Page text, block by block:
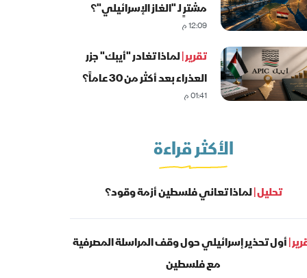
مشترٍ لـ "الغاز الإسرائيلي"؟
12:09 م
تقرير |لماذا تغادر "أيبك" جزر
العذراء بعد أكثر من 30 عاماً؟
01:41 م
الأكثر قراءة
تحليل |لماذا تعاني فلسطين أزمة وقود؟
|أول تحذير إسرائيلي حول وقف المراسلة المصرفية
مع فلسطين